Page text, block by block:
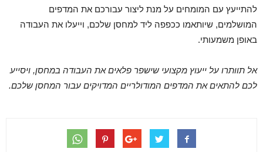
להתייעץ עם המומחים על מנת ליצור עבורכם את המדפים
המושלמים, שיותאמו ככפפה ליד למחסן שלכם, וייעלו את העבודה
באופן משמעותי.
אל תוותרו על ייעוץ מקצועי שישפר פלאים את העבודה במחסן, ויסייע
לכם להתאים את המדפים המודולריים המדויקים עבור המחסן שלכם.